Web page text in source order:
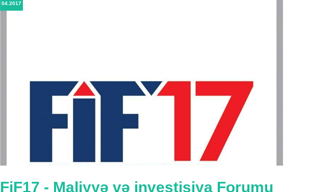
04.2017
FiF17 - Maliyyə və investisiya Forumu